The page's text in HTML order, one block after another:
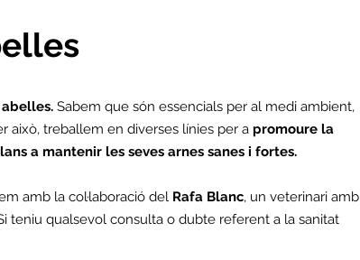
Sabem que són essencials per al medi ambient,
això, treballem en diverses línies per a promoure la
a mantenir les seves arnes sanes i fortes.
amb la col·laboració del Rafa Blanc, un veterinari amb
teniu qualsevol consulta o dubte referent a la sanitat